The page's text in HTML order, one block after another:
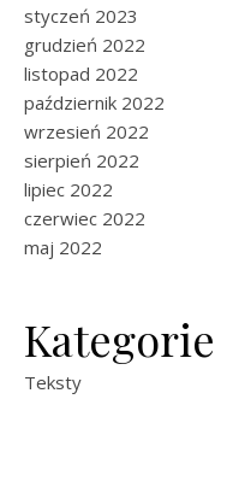
styczeń 2023
grudzień 2022
listopad 2022
październik 2022
wrzesień 2022
sierpień 2022
lipiec 2022
czerwiec 2022
maj 2022
Kategorie
Teksty